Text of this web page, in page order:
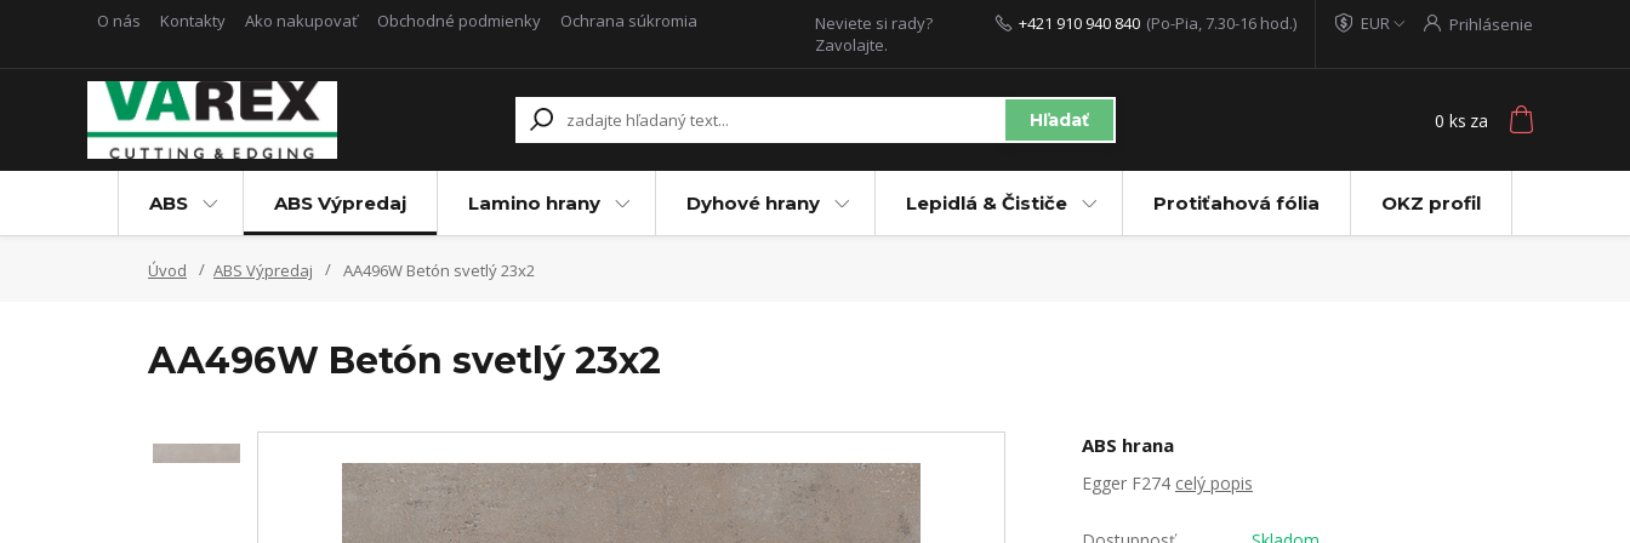
O nás Kontakty Ako nakupovať Obchodné podmienky Ochrana súkromia EUR Prihlásenie
Hľadať
Neviete si rady?
Zavolajte.
+421 910 940 840 (Po-Pia, 7.30-16 hod.)
0 ks za
ABS ABS Výpredaj Lamino hrany Dyhové hrany Lepidlá & Čističe Protiťahová fólia OKZ profil
Úvod ABS Výpredaj AA496W Betón svetlý 23x2
AA496W Betón svetlý 23x2
ABS hrana
Egger F274 celý popis